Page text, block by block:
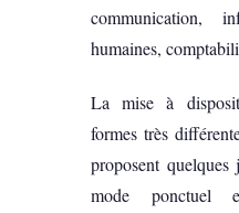
communication,
humaines,
La mise à
formes très
proposent
mode ponctuel